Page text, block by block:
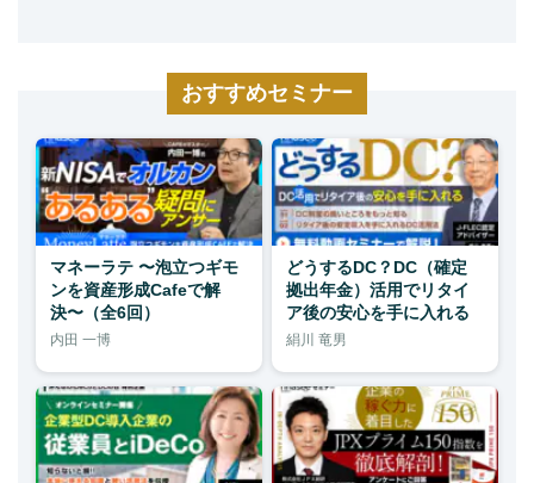
おすすめセミナー
マネーラテ 〜泡立つギモ
ンを資産形成Cafeで解
決〜（全6回）
内田 一博
どうするDC？DC（確定
拠出年金）活用でリタイ
ア後の安心を手に入れる
絹川 竜男